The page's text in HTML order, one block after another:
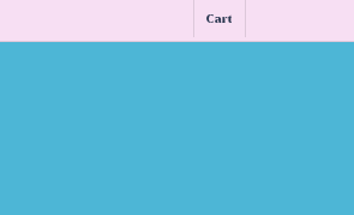
Cart